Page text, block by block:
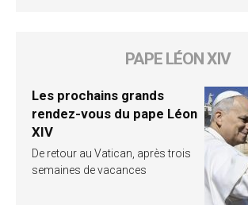
PAPE LÉON XIV
Les prochains grands
rendez-vous du pape Léon
XIV
De retour au Vatican, après trois
semaines de vacances